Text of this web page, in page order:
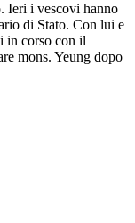
Ieri i vescovi hanno
di Stato. Con lui e
in corso con il
mons. Yeung dopo